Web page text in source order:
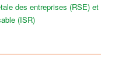
des entreprises (RSE) et
(ISR)